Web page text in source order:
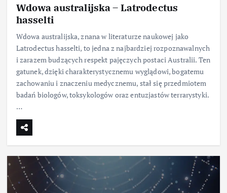
Wdowa australijska – Latrodectus
hasselti
Wdowa australijska, znana w literaturze naukowej jako
Latrodectus hasselti, to jedna z najbardziej rozpoznawalnych
i zarazem budzących respekt pajęczych postaci Australii. Ten
gatunek, dzięki charakterystycznemu wyglądowi, bogatemu
zachowaniu i znaczeniu medycznemu, stał się przedmiotem
badań biologów, toksykologów oraz entuzjastów terrarystyki.
…